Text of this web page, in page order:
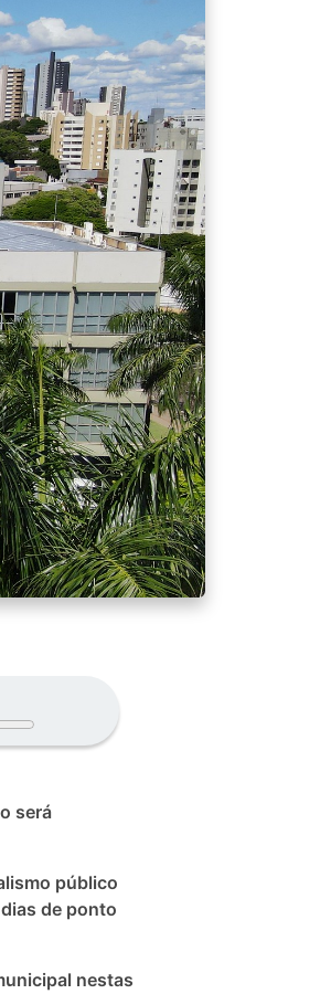
será
público
de ponto
nestas